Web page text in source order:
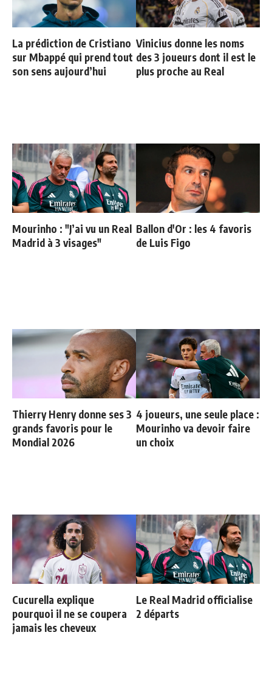
La prédiction de Cristiano
sur Mbappé qui prend tout
son sens aujourd’hui
Vinicius donne les noms
des 3 joueurs dont il est le
plus proche au Real
Mourinho : "J’ai vu un Real
Madrid à 3 visages"
Ballon d'Or : les 4 favoris
de Luis Figo
Thierry Henry donne ses 3
grands favoris pour le
Mondial 2026
4 joueurs, une seule place :
Mourinho va devoir faire
un choix
Cucurella explique
pourquoi il ne se coupera
jamais les cheveux
Le Real Madrid officialise
2 départs